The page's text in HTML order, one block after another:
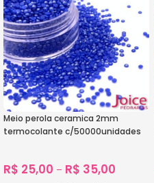
Meio perola ceramica 2mm
termocolante c/50000unidades
R$ 25,00 – R$ 35,00